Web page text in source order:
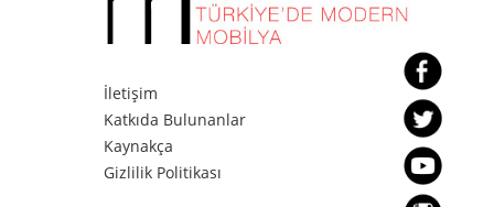
İletişim
Katkıda Bulunanlar
Kaynakça
Gizlilik Politikası